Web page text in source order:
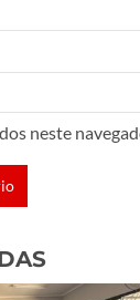
neste